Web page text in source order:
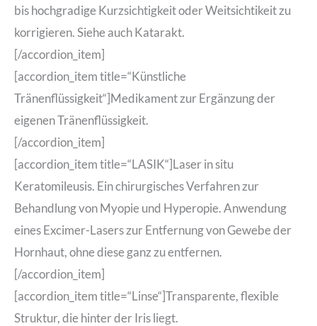
bis hochgradige Kurzsichtigkeit oder Weitsichtikeit zu
korrigieren. Siehe auch Katarakt.
[/accordion_item]
[accordion_item title=“Künstliche
Tränenflüssigkeit“]Medikament zur Ergänzung der
eigenen Tränenflüssigkeit.
[/accordion_item]
[accordion_item title=“LASIK“]Laser in situ
Keratomileusis. Ein chirurgisches Verfahren zur
Behandlung von Myopie und Hyperopie. Anwendung
eines Excimer-Lasers zur Entfernung von Gewebe der
Hornhaut, ohne diese ganz zu entfernen.
[/accordion_item]
[accordion_item title=“Linse“]Transparente, flexible
Struktur, die hinter der Iris liegt.